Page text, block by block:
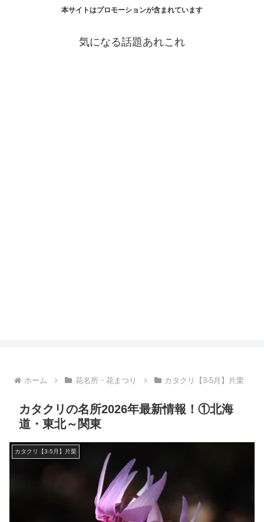
本サイトはプロモーションが含まれています
気になる話題あれこれ
ホーム 花名所・花まつり カタクリ【3-5月】片栗
カタクリの名所2026年最新情報！①北海
道・東北～関東
カタクリ【3-5月】片栗